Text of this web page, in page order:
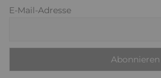
E-Mail-Adresse